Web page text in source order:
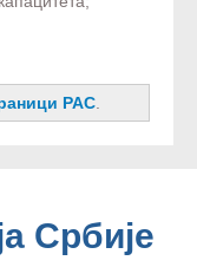
РАС.
Србије